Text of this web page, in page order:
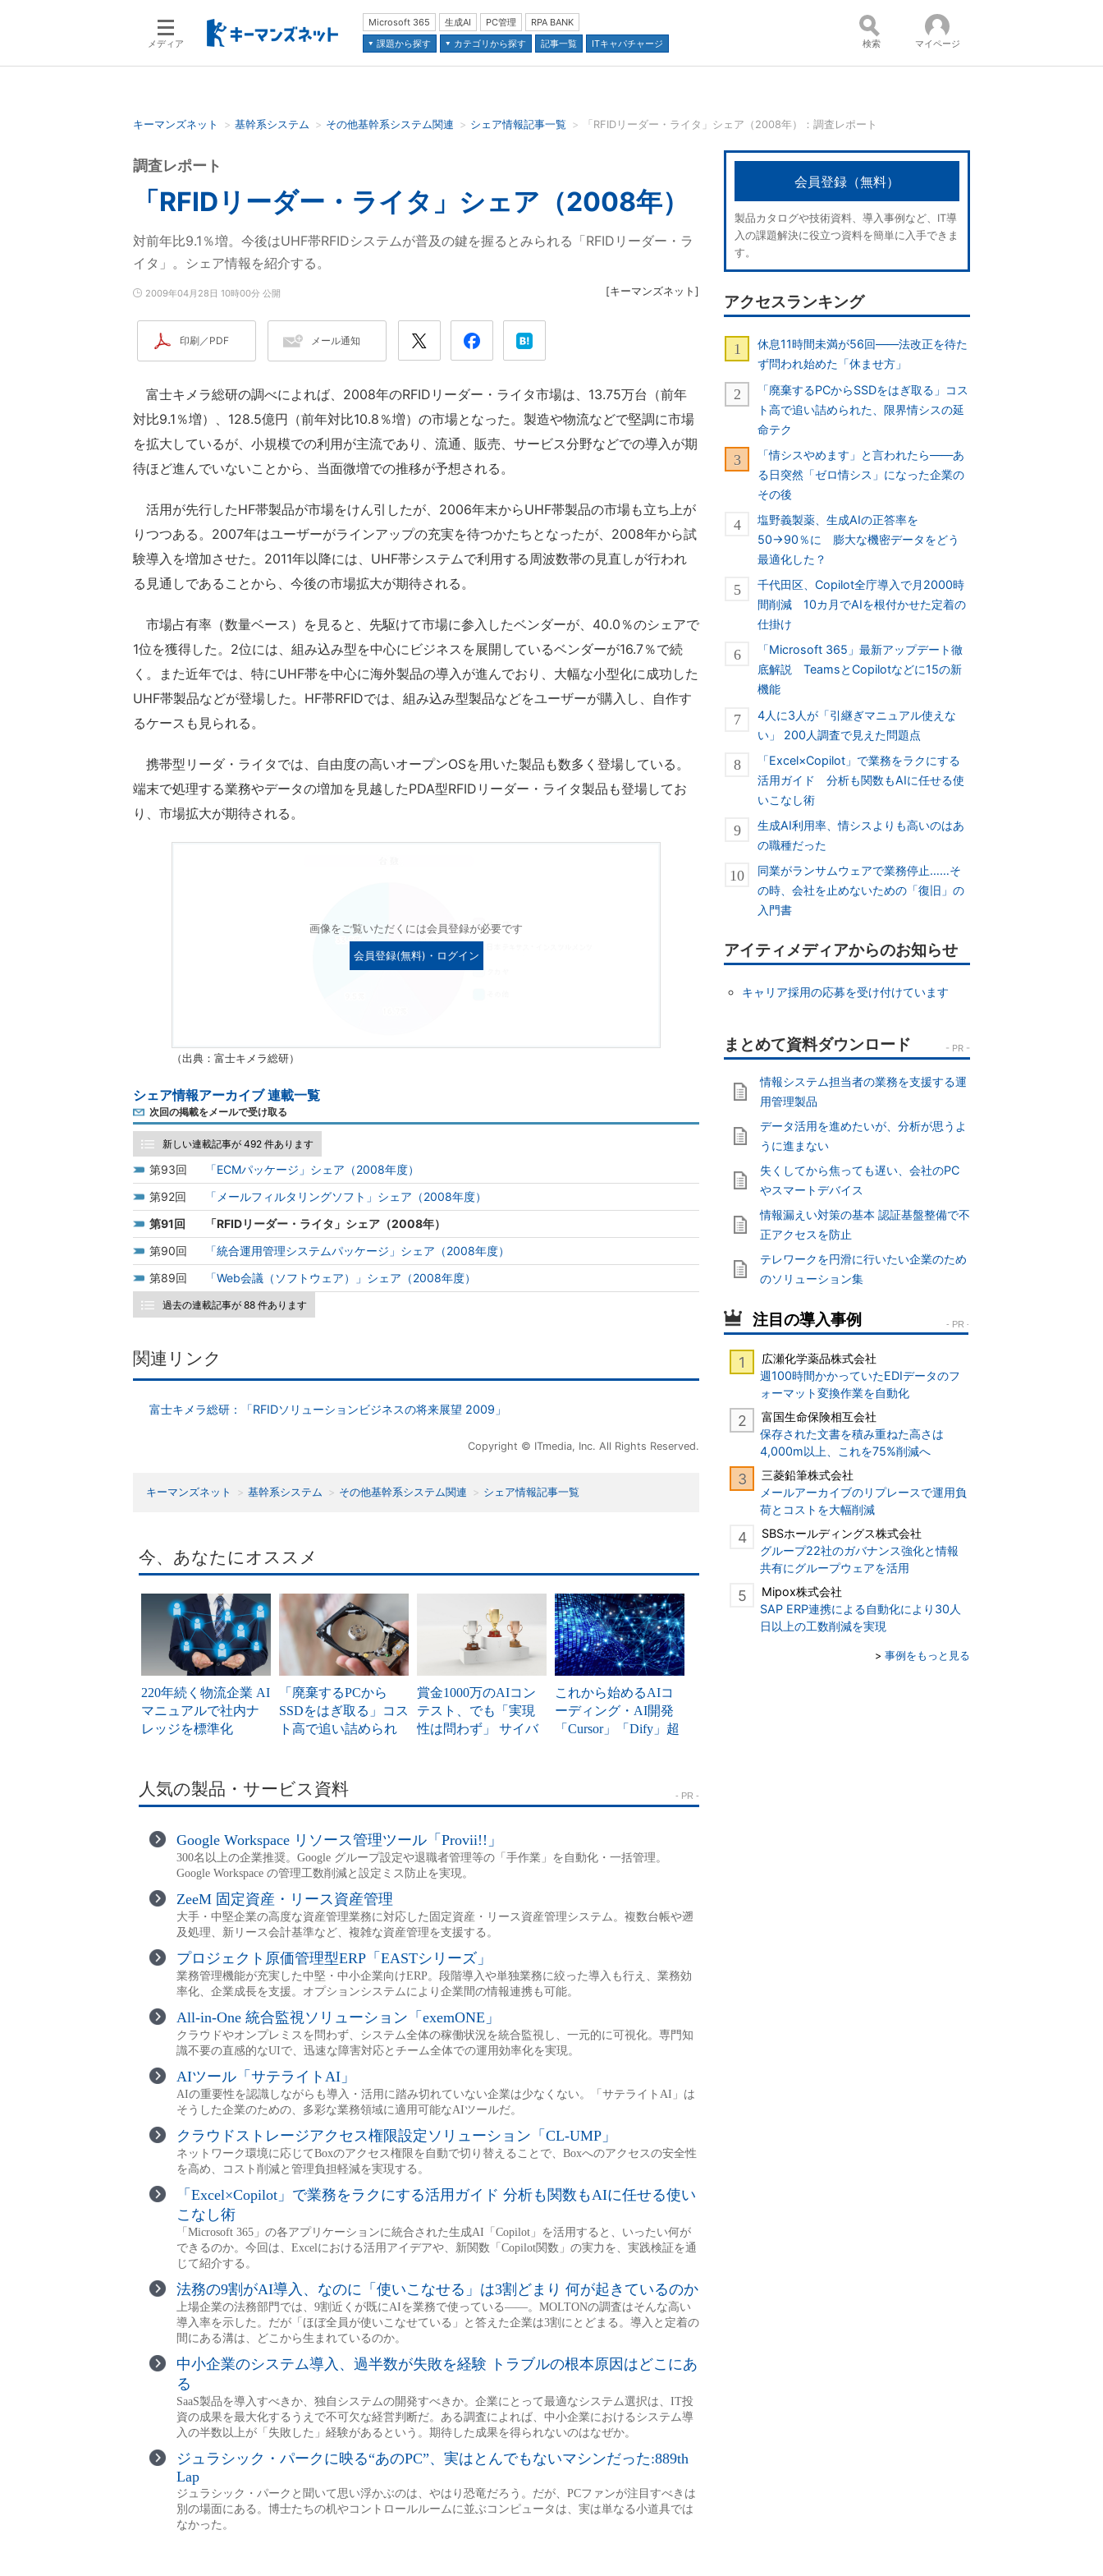
メディア
Microsoft 365 生成AI PC管理
RPA BANK
課題から探す
カテゴリから探す 記事一覧 ITキャパチャージ
検索語を入力してください コンテンツ：
並び順：
検索 マイページ
キーマンズネット 基幹系システム その他基幹系システム関連 シェア情報記事一覧 「RFIDリーダー・ライタ」シェア（2008年）：調査レポート
「RFIDリーダー・ライタ」シェア（2008年）
調査レポート
対前年比9.1％増。今後はUHF帯RFIDシステムが普及の鍵を握るとみられる「RFIDリーダー・ラ
イタ」。シェア情報を紹介する。
2009年04月28日 10時00分 公開 [キーマンズネット ]
印刷／PDF メール通知
富士キメラ総研の調べによれば、2008年のRFIDリーダー・ライタ市場は、13.75万台（前年
対比9.1％増）、128.5億円（前年対比10.8％増）の市場となった。製造や物流などで堅調に市場
を拡大しているが、小規模での利用が主流であり、流通、販売、サービス分野などでの導入が期
待ほど進んでいないことから、当面微増での推移が予想される。
活用が先行したHF帯製品が市場をけん引したが、2006年末からUHF帯製品の市場も立ち上が
りつつある。2007年はユーザーがラインアップの充実を待つかたちとなったが、2008年から試
験導入を増加させた。2011年以降には、UHF帯システムで利用する周波数帯の見直しが行われ
る見通しであることから、今後の市場拡大が期待される。
市場占有率（数量ベース）を見ると、先駆けて市場に参入したベンダーが、40.0％のシェアで
1位を獲得した。2位には、組み込み型を中心にビジネスを展開しているベンダーが16.7％で続
く。また近年では、特にUHF帯を中心に海外製品の導入が進んでおり、大幅な小型化に成功した
UHF帯製品などが登場した。HF帯RFIDでは、組み込み型製品などをユーザーが購入し、自作す
るケースも見られる。
携帯型リーダ・ライタでは、自由度の高いオープンOSを用いた製品も数多く登場している。
端末で処理する業務やデータの増加を見越したPDA型RFIDリーダー・ライタ製品も登場してお
り、市場拡大が期待される。
画像をご覧いただくには会員登録が必要です
会員登録(無料)・ログイン
（出典：富士キメラ総研）
シェア情報アーカイブ 連載一覧
次回の掲載をメールで受け取る
新しい連載記事が 492 件あります
93
「ECMパッケージ」シェア（2008年度）
92
「メールフィルタリングソフト」シェア（2008年度）
91
「RFIDリーダー・ライタ」シェア（2008年）
90
「統合運用管理システムパッケージ」シェア（2008年度）
89
「Web会議（ソフトウェア）」シェア（2008年度）
過去の連載記事が 88 件あります
関連リンク
富士キメラ総研：「RFIDソリューションビジネスの将来展望 2009」
Copyright © ITmedia, Inc. All Rights Reserved.
キーマンズネット 基幹系システム その他基幹系システム関連 シェア情報記事一覧
会員登録（無料）
製品カタログや技術資料、導入事例など、IT導
入の課題解決に役立つ資料を簡単に入手できま
す。
アクセスランキング
休息11時間未満が56回――法改正を待た
ず問われ始めた「休ませ方」
「廃棄するPCからSSDをはぎ取る」コス
ト高で追い詰められた、限界情シスの延
命テク
「情シスやめます」と言われたら――あ
る日突然「ゼロ情シス」になった企業の
その後
塩野義製薬、生成AIの正答率を
50→90％に 膨大な機密データをどう
最適化した？
千代田区、Copilot全庁導入で月2000時
間削減 10カ月でAIを根付かせた定着の
仕掛け
「Microsoft 365」最新アップデート徹
底解説 TeamsとCopilotなどに15の新
機能
4人に3人が「引継ぎマニュアル使えな
い」 200人調査で見えた問題点
「Excel×Copilot」で業務をラクにする
活用ガイド 分析も関数もAIに任せる使
いこなし術
生成AI利用率、情シスよりも高いのはあ
の職種だった
同業がランサムウェアで業務停止……そ
の時、会社を止めないための「復旧」の
入門書
アイティメディアからのお知らせ
キャリア採用の応募を受け付けています
情報システム担当者の業務を支援する運
用管理製品
データ活用を進めたいが、分析が思うよ
うに進まない
失くしてから焦っても遅い、会社のPC
やスマートデバイス
情報漏えい対策の基本 認証基盤整備で不
正アクセスを防止
テレワークを円滑に行いたい企業のため
のソリューション集